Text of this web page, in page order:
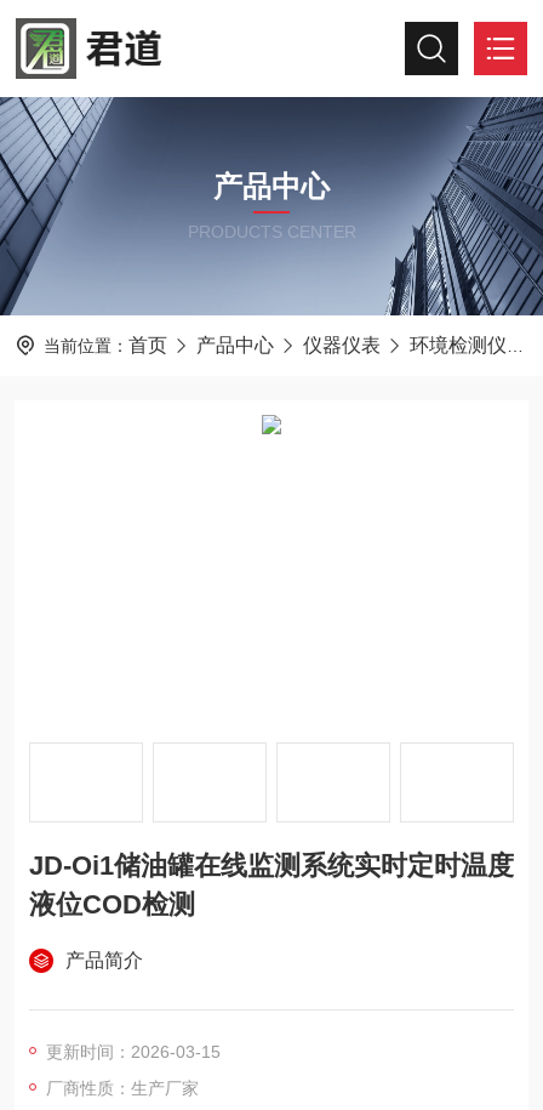
产品中心
PRODUCTS CENTER
当前位置： 首页 产品中心 仪器仪表 环境检测仪器
JD-Oi1储油罐在线监测系统实时定时温度
液位COD检测
产品简介
更新时间：2026-03-15
厂商性质：生产厂家